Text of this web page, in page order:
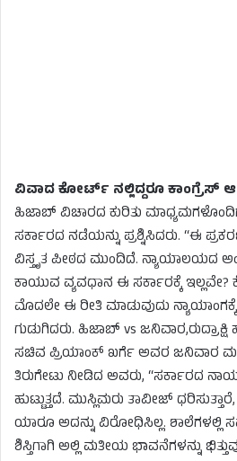
ವಿವಾದ ಕೋರ್ಟ್ ನಲ್ಲಿದ್ದರೂ ಕಾಂಗ್ರೆಸ್
ಹಿಜಾಬ್ ವಿಚಾರದ ಕುರಿತು
ಸರ್ಕಾರದ ನಡೆಯನ್ನು ಪ್ರಶ್ನಿಸಿದರು. “ಈ
ವಿಸ್ತೃತ ಪೀಠದ ಮುಂದಿದೆ. ನ್ಯಾಯಾಲಯದ
ಕಾಯುವ ವ್ಯವಧಾನ ಈ ಸರ್ಕಾರಕ್ಕೆ
ಮೊದಲೇ ಈ ರೀತಿ ಮಾಡುವುದು
ಗುಡುಗಿದರು. ಹಿಜಾಬ್ vs
ಸಚಿವ ಪ್ರಿಯಾಂಕ್ ಖರ್ಗೆ ಅವರ ಜನಿವಾರ
ತಿರುಗೇಟು ನೀಡಿದ ಅವರು, “ಸರ್ಕಾರದ
ಹುಟ್ಟುತ್ತದೆ. ಮುಸ್ಲಿಮರು ತಾವೀಜ್ ಧರಿಸುತ್ತಾರೆ,
ಯಾರೂ ಅದನ್ನು ವಿರೋಧಿಸಿಲ್ಲ. ಶಾಲೆಗಳಲ್ಲಿ
ಶಿಸ್ತಿಗಾಗಿ ಅಲ್ಲಿ ಮತೀಯ ಭಾವನೆಗಳನ್ನು